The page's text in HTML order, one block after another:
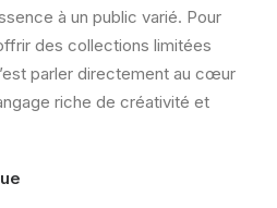
à un public varié. Pour
des collections limitées
parler directement au cœur
riche de créativité et